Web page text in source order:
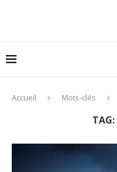
Accueil Mots-clés
TAG: